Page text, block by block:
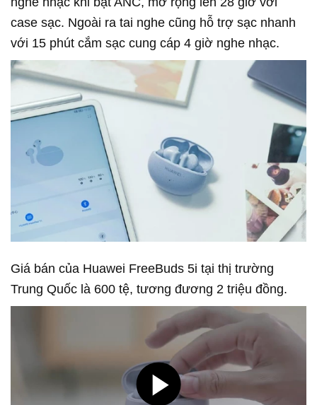
case sạc. Ngoài ra tai nghe cũng hỗ trợ sạc nhanh
với 15 phút cắm sạc cung cáp 4 giờ nghe nhạc.
Giá bán của Huawei FreeBuds 5i tại thị trường
Trung Quốc là 600 tệ, tương đương 2 triệu đồng.